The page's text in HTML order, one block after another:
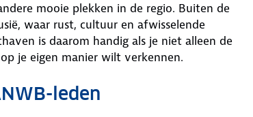
mooie plekken in de regio. Buiten de
waar rust, cultuur en afwisselende
is daarom handig als je niet alleen de
je eigen manier wilt verkennen.
leden